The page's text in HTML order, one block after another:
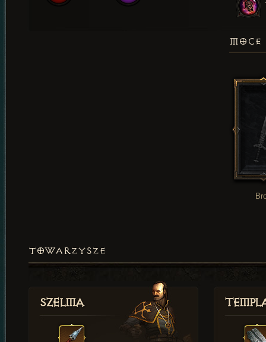
TOWARZYSZE
Szelma